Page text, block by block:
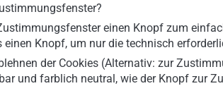
einen Knopf zum
Knopf, um nur die technisch
der Cookies (Alternativ: zur
und farblich neutral, wie der Knopf zur